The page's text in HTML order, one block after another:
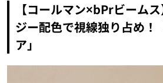
【コールマン×bPrビーム
ジー配色で視線独り占め！
ア」